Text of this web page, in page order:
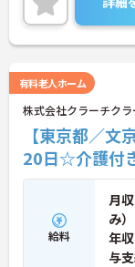
でお気軽にご相談
有料老人ホーム
株式会社クラーチク
【東京都／
20日☆介護付
給料
月収
み）
年収
与支